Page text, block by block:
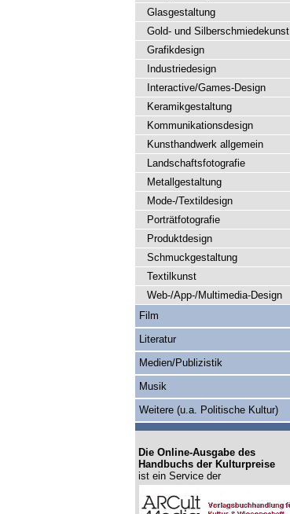
Glasgestaltung
Gold- und Silberschmiedekunst
Grafikdesign
Industriedesign
Interactive/Games-Design
Keramikgestaltung
Kommunikationsdesign
Kunsthandwerk allgemein
Landschaftsfotografie
Metallgestaltung
Mode-/Textildesign
Porträtfotografie
Produktdesign
Schmuckgestaltung
Textilkunst
Web-/App-/Multimedia-Design
Film
Literatur
Medien/Publizistik
Musik
Weitere (u.a. Politische Kultur)
Die Online-Ausgabe des
Handbuchs der Kulturpreise
ist ein Service der